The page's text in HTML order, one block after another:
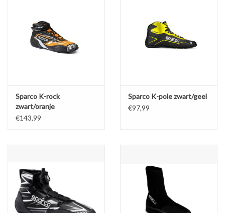
Sparco K-rock
zwart/oranje
€143,99
Sparco K-pole zwart/geel
€97,99